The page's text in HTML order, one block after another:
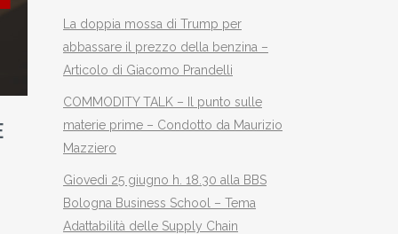
La doppia mossa di Trump per
abbassare il prezzo della benzina –
Articolo di Giacomo Prandelli
COMMODITY TALK – Il punto sulle
materie prime – Condotto da Maurizio
Mazziero
Giovedì 25 giugno h. 18.30 alla BBS
Bologna Business School – Tema
Adattabilità delle Supply Chain